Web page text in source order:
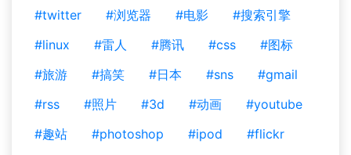
#twitter
#浏览器 #电影
#搜索引擎
#linux
#雷人 #腾讯 #css
#图标
#旅游
#搞笑 #日本 #sns
#gmail
#rss
#照片 #3d #动画
#youtube
#趣站
#photoshop #ipod
#flickr